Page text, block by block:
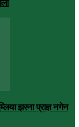
झरना प्राज्ञ नगेन